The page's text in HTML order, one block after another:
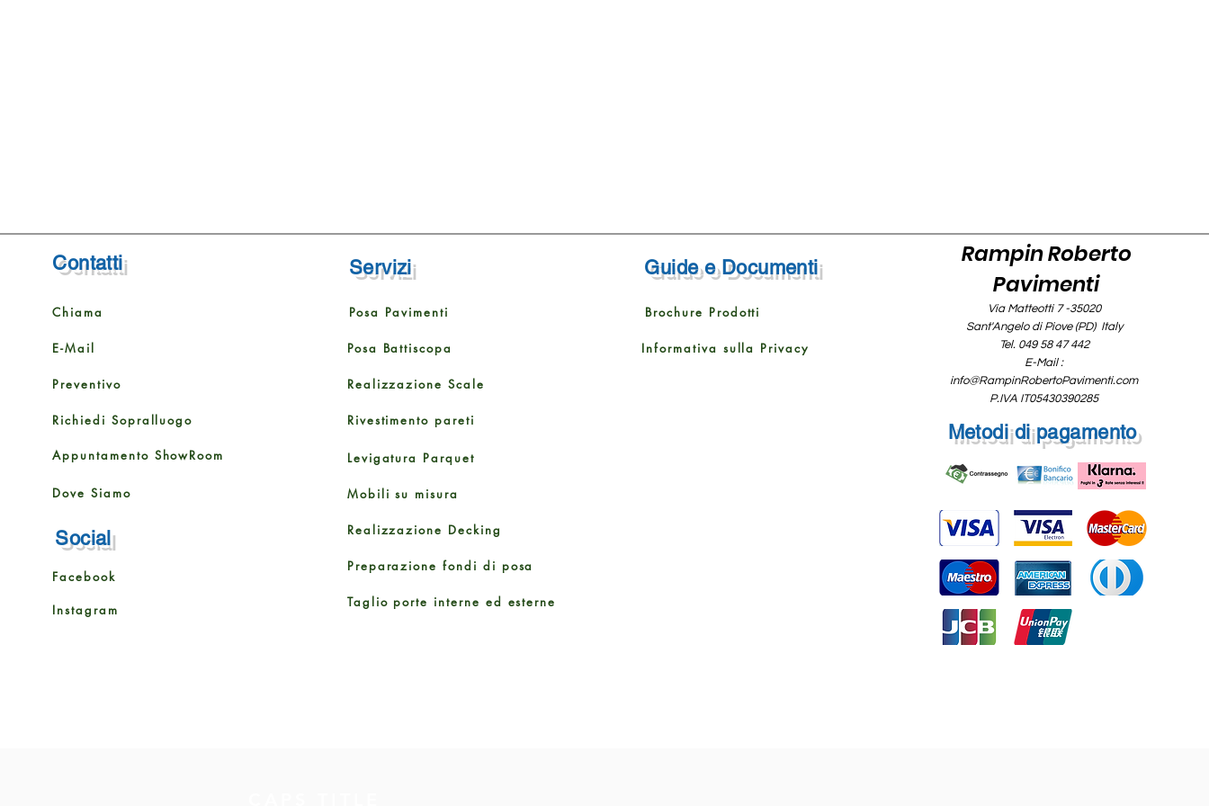
Contatti
Chiama
E-Mail
Preventivo
Appuntamento ShowRoom
Richiedi Sopralluogo
Dove Siamo
Social
Facebook
Instagram
Servizi
Posa Pavimenti
Posa Battiscopa
Realizzazione Scale
Rivestimento pareti
Levigatura Parquet
Mobili su misura
Realizzazione Decking
Preparazione fondi di posa
Taglio porte interne ed esterne
Guide e Documenti
Brochure Prodotti
Informativa sulla Privacy
Rampin Roberto
Pavimenti
Via Matteotti 7 -35020
Sant'Angelo di Piove (PD) Italy
Tel. 049 58 47 442
E-Mail :
info@RampinRobertoPavimenti.com
P.IVA IT05430390285
Metodi di pagamento